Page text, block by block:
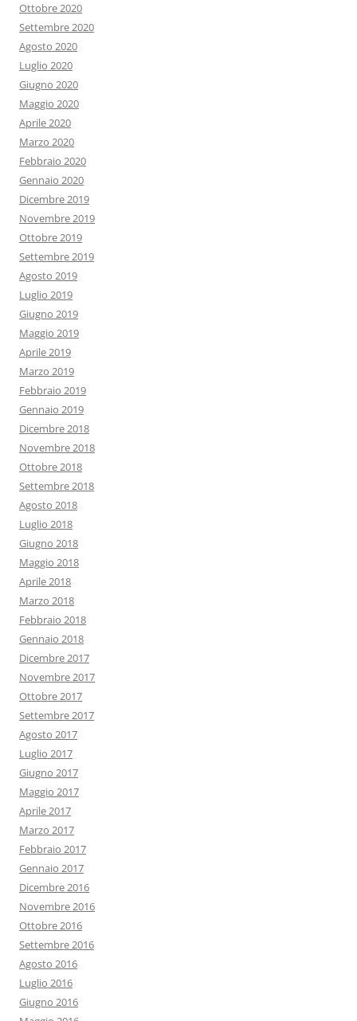
Ottobre 2020
Settembre 2020
Agosto 2020
Luglio 2020
Giugno 2020
Maggio 2020
Aprile 2020
Marzo 2020
Febbraio 2020
Gennaio 2020
Dicembre 2019
Novembre 2019
Ottobre 2019
Settembre 2019
Agosto 2019
Luglio 2019
Giugno 2019
Maggio 2019
Aprile 2019
Marzo 2019
Febbraio 2019
Gennaio 2019
Dicembre 2018
Novembre 2018
Ottobre 2018
Settembre 2018
Agosto 2018
Luglio 2018
Giugno 2018
Maggio 2018
Aprile 2018
Marzo 2018
Febbraio 2018
Gennaio 2018
Dicembre 2017
Novembre 2017
Ottobre 2017
Settembre 2017
Agosto 2017
Luglio 2017
Giugno 2017
Maggio 2017
Aprile 2017
Marzo 2017
Febbraio 2017
Gennaio 2017
Dicembre 2016
Novembre 2016
Ottobre 2016
Settembre 2016
Agosto 2016
Luglio 2016
Giugno 2016